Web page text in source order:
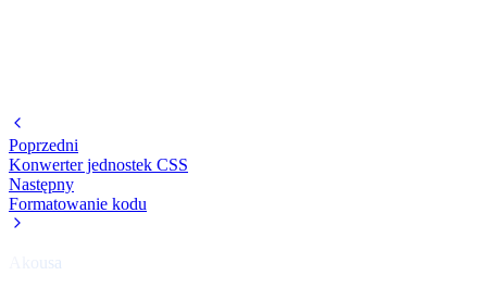
Poprzedni
Konwerter jednostek CSS
Następny
Formatowanie kodu
Akousa